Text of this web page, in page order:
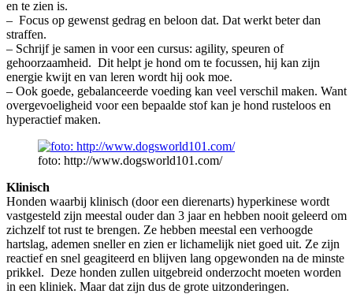
en te zien is.
– Focus op gewenst gedrag en beloon dat. Dat werkt beter dan
straffen.
– Schrijf je samen in voor een cursus: agility, speuren of
gehoorzaamheid. Dit helpt je hond om te focussen, hij kan zijn
energie kwijt en van leren wordt hij ook moe.
– Ook goede, gebalanceerde voeding kan veel verschil maken. Want
overgevoeligheid voor een bepaalde stof kan je hond rusteloos en
hyperactief maken.
foto: http://www.dogsworld101.com/
Klinisch
Honden waarbij klinisch (door een dierenarts) hyperkinese wordt
vastgesteld zijn meestal ouder dan 3 jaar en hebben nooit geleerd om
zichzelf tot rust te brengen. Ze hebben meestal een verhoogde
hartslag, ademen sneller en zien er lichamelijk niet goed uit. Ze zijn
reactief en snel geagiteerd en blijven lang opgewonden na de minste
prikkel. Deze honden zullen uitgebreid onderzocht moeten worden
in een kliniek. Maar dat zijn dus de grote uitzonderingen.